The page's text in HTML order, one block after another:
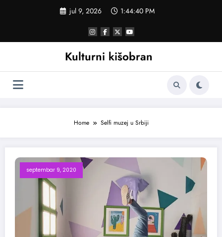
jul 9, 2026 1:44:40 PM
Kulturni kišobran
Home Selfi muzej u Srbiji
septembar 9, 2020